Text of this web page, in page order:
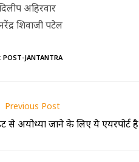
अहिरवार
शिवाजी पटेल
: POST-JANTANTRA
Previous Post
से अयोध्या जाने के लिए ये एयरपोर्ट है